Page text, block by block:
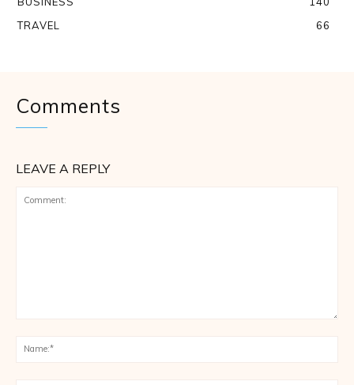
TRAVEL
66
Comments
LEAVE A REPLY